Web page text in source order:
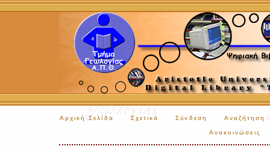
Αρχική Σελίδα Σχετικά Σύνδεση Αναζήτηση
Ανακοινώσεις